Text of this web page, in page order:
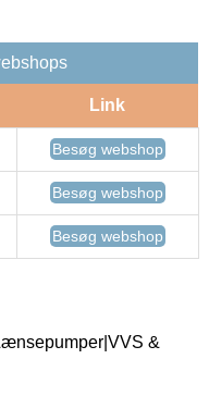
Link
Besøg webshop
Besøg webshop
Besøg webshop
&